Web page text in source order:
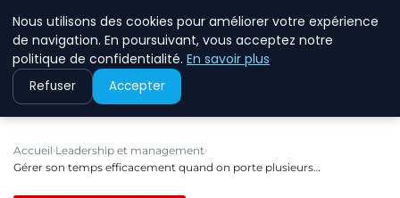
ECOMMCODE2
Accueil Leadership et management
Gérer son temps efficacement quand on porte plusieurs…
Nous utilisons des cookies pour améliorer votre expérience
de navigation. En poursuivant, vous acceptez notre
politique de confidentialité. En savoir plus
Refuser Accepter